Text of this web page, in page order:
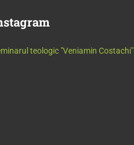
teologic "Veniamin Costachi"